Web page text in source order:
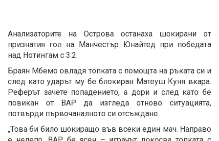
Анализаторите на Острова останаха шокирани от
признатия гол на Манчестър Юнайтед при победата
над Нотингам с 3:2.
Браян Мбемо овладя топката с помощта на ръката си и
след като ударът му бе блокиран Матеуш Куня вкара.
Реферът зачете попадението, а дори и след като бе
повикан от ВАР да изгледа отново ситуацията,
потвърди първочаналното си отсъждане.
„Това би било шокиращо във всеки един мач. Направо